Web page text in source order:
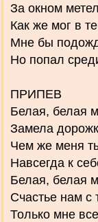
За окном
Как же мог в
Мне бы
Но попал
ПРИПЕВ
Белая, белая
Замела
Чем же меня
Навсегда к
Белая, белая
Счастье нам с
Только мне